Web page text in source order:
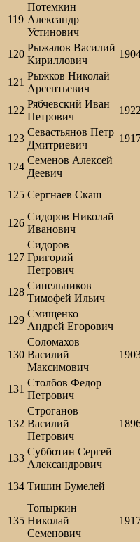
119
Потемкин
Александр
Устинович
120
Рыжалов Василий
Кириллович
121
Рыжков Николай
Арсентьевич
122
Рябчевский Иван
Петрович
1922
123
Севастьянов Петр
Дмитриевич
124
Семенов Алексей
Деевич
125 Сергнаев Скаш
126
Сидоров Николай
Иванович
127
Сидоров
Григорий
Петрович
128
Синельников
Тимофей Ильич
129
Смищенко
Андрей Егорович
130
Соломахов
Василий
Максимович
131
Столбов Федор
Петрович
132
Строганов
Василий
Петрович
133
Субботин Сергей
Александрович
134 Тишин Бумелей
135
Топыркин
Николай
Семенович